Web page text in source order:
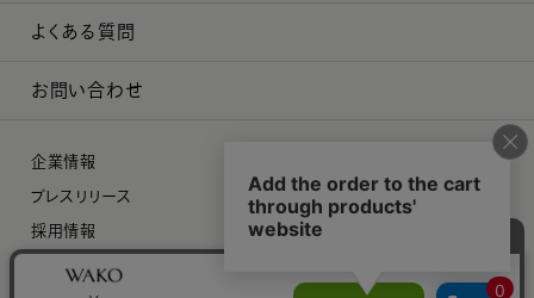
よくある質問
お問い合わせ
企業情報
プレスリリース
採用情報
特定商取引に関する法律に基づく表示